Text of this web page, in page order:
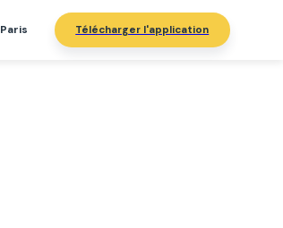
Paris Télécharger l'application